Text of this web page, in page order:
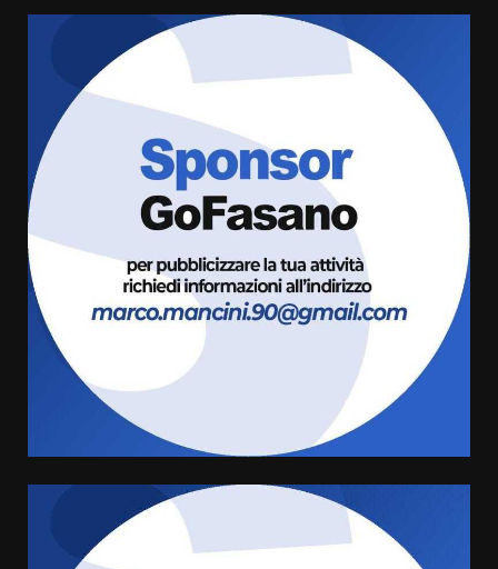
Fasanese ferito a colpi di arma
da fuoco
6 Agosto 2026 18:13
Carta d’identità: continua il piano
di aperture straordinarie del
Comune di Fasano
cittadina di Fratelli d’Italia,
pronta a tornare in Consiglio
comunale
6 Agosto 2026 08:00